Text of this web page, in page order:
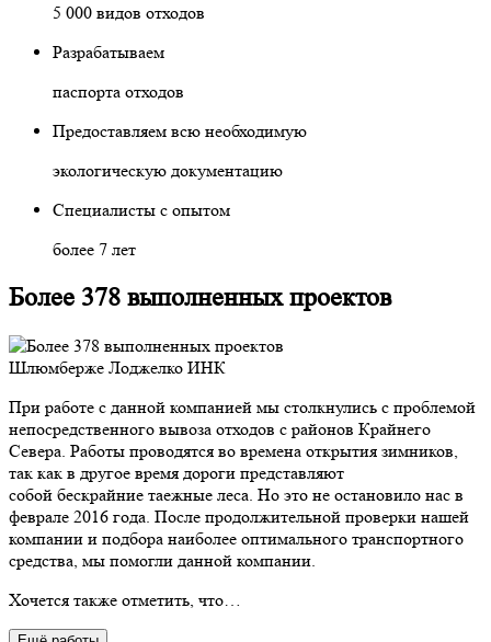
5 000 видов отходов
Разрабатываем
паспорта отходов
Предоставляем всю необходимую
экологическую документацию
Специалисты с опытом
более 7 лет
Более 378 выполненных проектов
Шлюмберже Лоджелко ИНК
При работе с данной компанией мы столкнулись с проблемой
непосредственного вывоза отходов с районов Крайнего
Севера. Работы проводятся во времена открытия зимников,
так как в другое время дороги представляют
собой бескрайние таежные леса. Но это не остановило нас в
феврале 2016 года. После продолжительной проверки нашей
компании и подбора наиболее оптимального транспортного
средства, мы помогли данной компании.
Хочется также отметить, что…